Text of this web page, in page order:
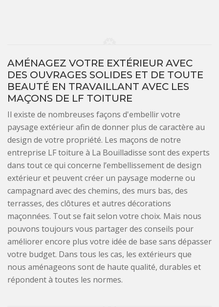
AMÉNAGEZ VOTRE EXTÉRIEUR AVEC
DES OUVRAGES SOLIDES ET DE TOUTE
BEAUTÉ EN TRAVAILLANT AVEC LES
MAÇONS DE LF TOITURE
Il existe de nombreuses façons d'embellir votre
paysage extérieur afin de donner plus de caractère au
design de votre propriété. Les maçons de notre
entreprise LF toiture à La Bouilladisse sont des experts
dans tout ce qui concerne l’embellissement de design
extérieur et peuvent créer un paysage moderne ou
campagnard avec des chemins, des murs bas, des
terrasses, des clôtures et autres décorations
maçonnées. Tout se fait selon votre choix. Mais nous
pouvons toujours vous partager des conseils pour
améliorer encore plus votre idée de base sans dépasser
votre budget. Dans tous les cas, les extérieurs que
nous aménageons sont de haute qualité, durables et
répondent à toutes les normes.